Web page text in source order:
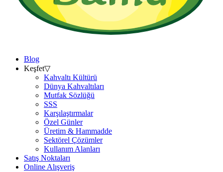
Blog
Keşfet▽
Kahvaltı Kültürü
Dünya Kahvaltıları
Mutfak Sözlüğü
SSS
Karşılaştırmalar
Özel Günler
Üretim & Hammadde
Sektörel Çözümler
Kullanım Alanları
Satış Noktaları
Online Alışveriş